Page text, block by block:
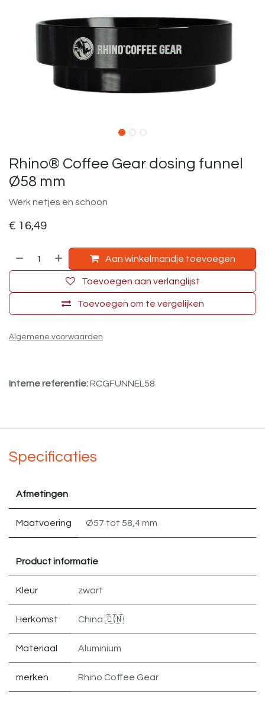
Rhino® Coffee Gear dosing funnel
Ø58 mm
Werk netjes en schoon
€ 16,49
Aan winkelmandje toevoegen
Toevoegen om te vergelijken
Toevoegen aan verlanglijst
Algemene voorwaarden
Interne referentie:RCGFUNNEL58
Specificaties
Afmetingen
Maatvoering Ø57 tot 58,4 mm
Product informatie
Kleur zwart
Herkomst China 🇨🇳
Materiaal Aluminium
merken Rhino Coffee Gear